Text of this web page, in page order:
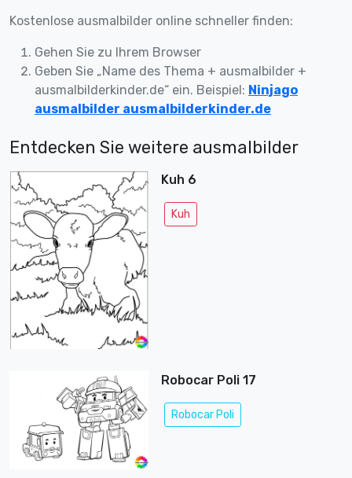
Kostenlose ausmalbilder online schneller finden:
Gehen Sie zu Ihrem Browser
Geben Sie „Name des Thema + ausmalbilder +
ausmalbilderkinder.de“ ein. Beispiel: Ninjago
ausmalbilder ausmalbilderkinder.de
Entdecken Sie weitere ausmalbilder
Kuh 6
Kuh
Robocar Poli 17
Robocar Poli